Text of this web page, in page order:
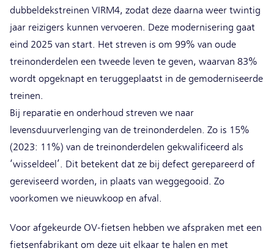
dubbeldekstreinen VIRM4, zodat deze daarna weer twintig
jaar reizigers kunnen vervoeren. Deze modernisering gaat
eind 2025 van start. Het streven is om 99% van oude
treinonderdelen een tweede leven te geven, waarvan 83%
wordt opgeknapt en teruggeplaatst in de gemoderniseerde
treinen.
Bij reparatie en onderhoud streven we naar
levensduurverlenging van de treinonderdelen. Zo is 15%
(2023: 11%) van de treinonderdelen gekwalificeerd als
‘wisseldeel’. Dit betekent dat ze bij defect gerepareerd of
gereviseerd worden, in plaats van weggegooid. Zo
voorkomen we nieuwkoop en afval.
Voor afgekeurde OV-fietsen hebben we afspraken met een
fietsenfabrikant om deze uit elkaar te halen en met